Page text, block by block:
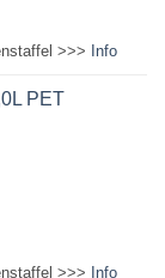
>>> Info
PET
>>> Info